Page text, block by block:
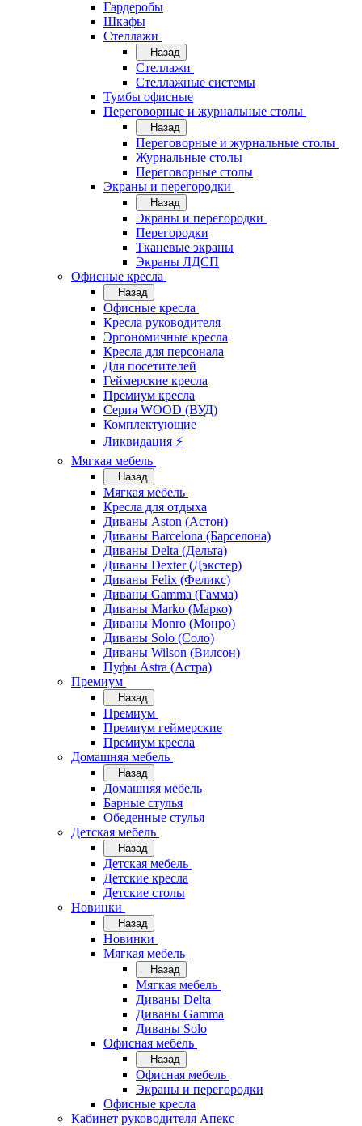
Гардеробы
Шкафы
Стеллажи
Назад
Стеллажи
Стеллажные системы
Тумбы офисные
Переговорные и журнальные столы
Назад
Переговорные и журнальные столы
Журнальные столы
Переговорные столы
Экраны и перегородки
Назад
Экраны и перегородки
Перегородки
Тканевые экраны
Экраны ЛДСП
Офисные кресла
Назад
Офисные кресла
Кресла руководителя
Эргономичные кресла
Кресла для персонала
Для посетителей
Геймерские кресла
Премиум кресла
Серия WOOD (ВУД)
Комплектующие
Ликвидация ⚡
Мягкая мебель
Назад
Мягкая мебель
Кресла для отдыха
Диваны Aston (Астон)
Диваны Barcelona (Барселона)
Диваны Delta (Дельта)
Диваны Dexter (Дэкстер)
Диваны Felix (Феликс)
Диваны Gamma (Гамма)
Диваны Marko (Марко)
Диваны Monro (Монро)
Диваны Solo (Соло)
Диваны Wilson (Вилсон)
Пуфы Astra (Астра)
Премиум
Назад
Премиум
Премиум геймерские
Премиум кресла
Домашняя мебель
Назад
Домашняя мебель
Барные стулья
Обеденные стулья
Детская мебель
Назад
Детская мебель
Детские кресла
Детские столы
Новинки
Назад
Новинки
Мягкая мебель
Назад
Мягкая мебель
Диваны Delta
Диваны Gamma
Диваны Solo
Офисная мебель
Назад
Офисная мебель
Экраны и перегородки
Офисные кресла
Кабинет руководителя Апекс